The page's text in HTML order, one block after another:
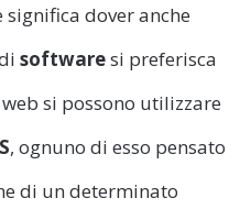
significa dover anche
softwaresi preferisca
si possono utilizzare
, ognuno di esso pensato
di un determinato